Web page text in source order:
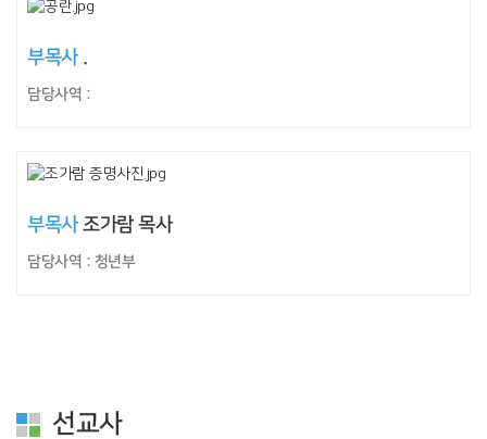
부목사 .
담당사역 :
부목사 조가람 목사
담당사역 : 청년부
선교사